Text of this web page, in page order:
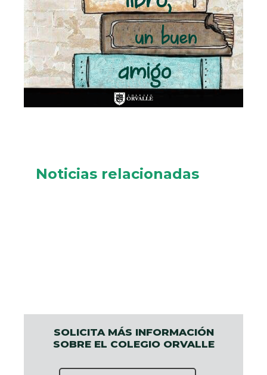
SOLICITA MÁS INFORMACIÓN
SOBRE EL COLEGIO ORVALLE
Noticias relacionadas